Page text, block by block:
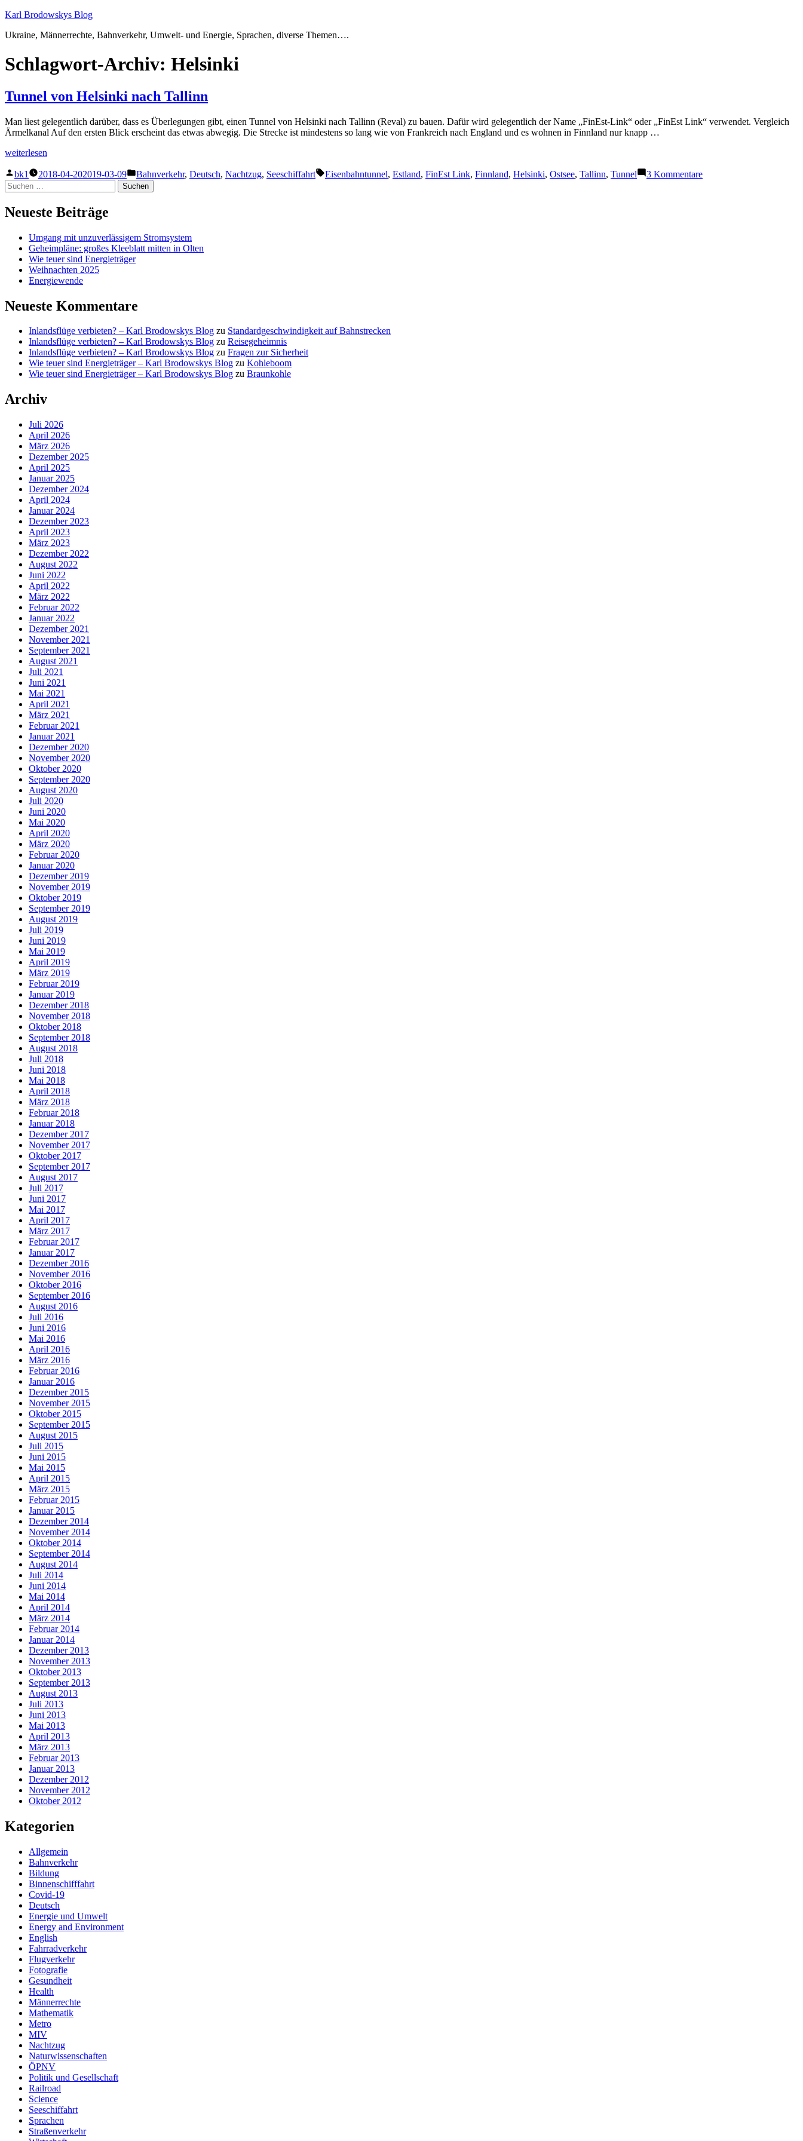
Zum
springen
Karl Brodowskys Blog
Ukraine, Männerrechte, Bahnverkehr, Umwelt- und Energie, Sprachen, diverse Themen….
Schlagwort-Archiv: Helsinki
Tunnel von Helsinki nach Tallinn
Man liest gelegentlich darüber, dass es Überlegungen gibt, einen Tunnel von Helsinki nach Tallinn (Reval) zu bauen. Dafür wird gelegentlich der Name „FinEst-Link“ oder „FinEst Link“ verwendet. Vergleich
Ärmelkanal Auf den ersten Blick erscheint das etwas abwegig. Die Strecke ist mindestens so lang wie von Frankreich nach England und es wohnen in Finnland nur knapp …
„Tunnel
Helsinki
nach
Tallinn“
weiterlesen
Veröffentlicht
von
bk1 2018-04-202019-03-09
Veröffentlicht
unter
Bahnverkehr, Deutsch, Nachtzug, Seeschiffahrt Schlagwörter:
Eisenbahntunnel, Estland, FinEst Link, Finnland, Helsinki, Ostsee, Tallinn, Tunnel 3 Kommentarezu
Suchen
nach:
Neueste Beiträge
Umgang mit unzuverlässigem Stromsystem
Geheimpläne: großes Kleeblatt mitten in Olten
Wie teuer sind Energieträger
Weihnachten 2025
Energiewende
Neueste Kommentare
Inlandsflüge verbieten? – Karl Brodowskys Blog zu Standardgeschwindigkeit auf Bahnstrecken
Inlandsflüge verbieten? – Karl Brodowskys Blog zu Reisegeheimnis
Inlandsflüge verbieten? – Karl Brodowskys Blog zu Fragen zur Sicherheit
Wie teuer sind Energieträger – Karl Brodowskys Blog zu Kohleboom
Wie teuer sind Energieträger – Karl Brodowskys Blog zu Braunkohle
Archiv
Juli 2026
April 2026
März 2026
Dezember 2025
April 2025
Januar 2025
Dezember 2024
April 2024
Januar 2024
Dezember 2023
April 2023
März 2023
Dezember 2022
August 2022
Juni 2022
April 2022
März 2022
Februar 2022
Januar 2022
Dezember 2021
November 2021
September 2021
August 2021
Juli 2021
Juni 2021
Mai 2021
April 2021
März 2021
Februar 2021
Januar 2021
Dezember 2020
November 2020
Oktober 2020
September 2020
August 2020
Juli 2020
Juni 2020
Mai 2020
April 2020
März 2020
Februar 2020
Januar 2020
Dezember 2019
November 2019
Oktober 2019
September 2019
August 2019
Juli 2019
Juni 2019
Mai 2019
April 2019
März 2019
Februar 2019
Januar 2019
Dezember 2018
November 2018
Oktober 2018
September 2018
August 2018
Juli 2018
Juni 2018
Mai 2018
April 2018
März 2018
Februar 2018
Januar 2018
Dezember 2017
November 2017
Oktober 2017
September 2017
August 2017
Juli 2017
Juni 2017
Mai 2017
April 2017
März 2017
Februar 2017
Januar 2017
Dezember 2016
November 2016
Oktober 2016
September 2016
August 2016
Juli 2016
Juni 2016
Mai 2016
April 2016
März 2016
Februar 2016
Januar 2016
Dezember 2015
November 2015
Oktober 2015
September 2015
August 2015
Juli 2015
Juni 2015
Mai 2015
April 2015
März 2015
Februar 2015
Januar 2015
Dezember 2014
November 2014
Oktober 2014
September 2014
August 2014
Juli 2014
Juni 2014
Mai 2014
April 2014
März 2014
Februar 2014
Januar 2014
Dezember 2013
November 2013
Oktober 2013
September 2013
August 2013
Juli 2013
Juni 2013
Mai 2013
April 2013
März 2013
Februar 2013
Januar 2013
Dezember 2012
November 2012
Oktober 2012
Kategorien
Allgemein
Bahnverkehr
Bildung
Binnenschifffahrt
Covid-19
Deutsch
Energie und Umwelt
Energy and Environment
English
Fahrradverkehr
Flugverkehr
Fotografie
Gesundheit
Health
Männerrechte
Mathematik
Metro
MIV
Nachtzug
Naturwissenschaften
ÖPNV
Politik und Gesellschaft
Railroad
Science
Seeschiffahrt
Sprachen
Straßenverkehr